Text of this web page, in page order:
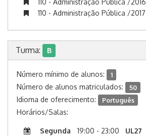
110 - Administração Pública /2016
110 - Administração Pública /2017
Turma: B
Número mínimo de alunos: 1
Número de alunos matriculados: 50
Idioma de oferecimento: Português
Horários/Salas:
Segunda 19:00 - 23:00
UL27